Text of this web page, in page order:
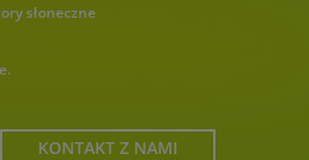
słoneczne
KONTAKT Z NAMI